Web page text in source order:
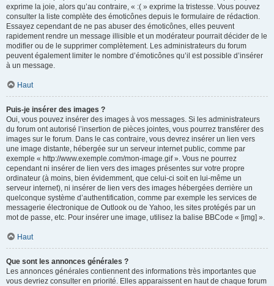
exprime la joie, alors qu’au contraire, « :( » exprime la tristesse. Vous pouvez
consulter la liste complète des émoticônes depuis le formulaire de rédaction.
Essayez cependant de ne pas abuser des émoticônes, elles peuvent
rapidement rendre un message illisible et un modérateur pourrait décider de le
modifier ou de le supprimer complètement. Les administrateurs du forum
peuvent également limiter le nombre d’émoticônes qu’il est possible d’insérer
à un message.
Haut
Puis-je insérer des images ?
Oui, vous pouvez insérer des images à vos messages. Si les administrateurs
du forum ont autorisé l’insertion de pièces jointes, vous pourrez transférer des
images sur le forum. Dans le cas contraire, vous devrez insérer un lien vers
une image distante, hébergée sur un serveur internet public, comme par
exemple « http://www.exemple.com/mon-image.gif ». Vous ne pourrez
cependant ni insérer de lien vers des images présentes sur votre propre
ordinateur (à moins, bien évidemment, que celui-ci soit en lui-même un
serveur internet), ni insérer de lien vers des images hébergées derrière un
quelconque système d’authentification, comme par exemple les services de
messagerie électronique de Outlook ou de Yahoo, les sites protégés par un
mot de passe, etc. Pour insérer une image, utilisez la balise BBCode « [img] ».
Haut
Que sont les annonces générales ?
Les annonces générales contiennent des informations très importantes que
vous devriez consulter en priorité. Elles apparaissent en haut de chaque forum